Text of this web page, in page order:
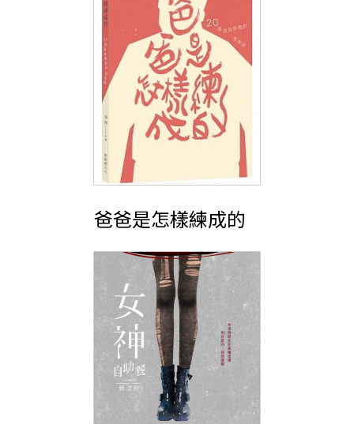
爸爸是怎樣練成的